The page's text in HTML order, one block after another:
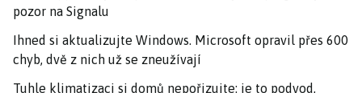
pozor na Signalu
Ihned si aktualizujte Windows. Microsoft opravil přes 600
chyb, dvě z nich už se zneužívají
Tuhle klimatizaci si domů nepořizujte: je to podvod,